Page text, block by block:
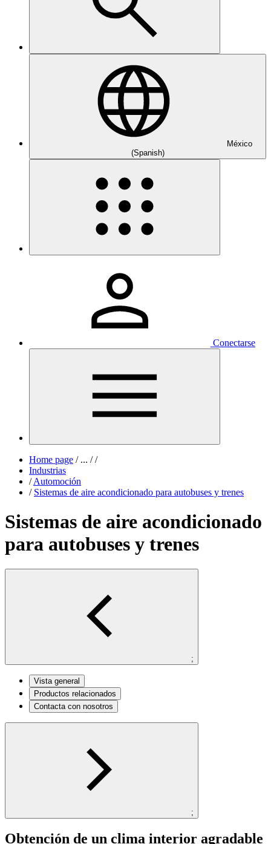
México
(Spanish)
Conectarse
Home page /... / /
Industrias
/ Automoción
/ Sistemas de aire acondicionado para autobuses y trenes
Sistemas de aire acondicionado
para autobuses y trenes
;
Vista general
Productos relacionados
Contacta con nosotros
;
Obtención de un clima interior agradable